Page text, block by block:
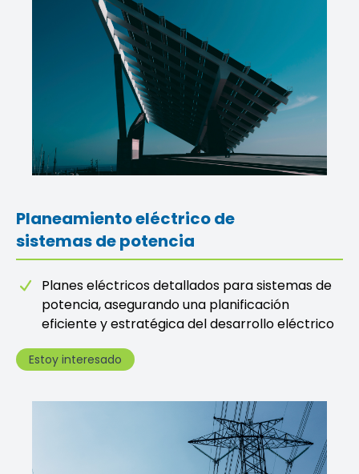
Planeamiento eléctrico de
sistemas de potencia
Planes eléctricos detallados para sistemas de
potencia, asegurando una planificación
eficiente y estratégica del desarrollo eléctrico
Estoy interesado